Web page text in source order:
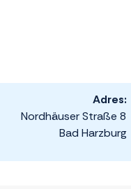
Adres:
Nordhäuser Straße 8
Bad Harzburg